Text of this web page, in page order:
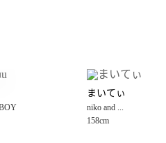
大用戶可立即使用無須另外申請。
單成立後會自動跳轉到大哥付的交易
まいてぃ
niko and ...
158cm